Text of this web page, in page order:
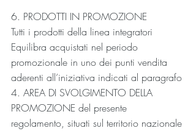
6. PRODOTTI IN PROMOZIONE
Tutti i prodotti della linea integratori
Equilibra acquistati nel periodo
promozionale in uno dei punti vendita
aderenti all’iniziativa indicati al paragrafo
4. AREA DI SVOLGIMENTO DELLA
PROMOZIONE del presente
regolamento, situati sul territorio nazionale